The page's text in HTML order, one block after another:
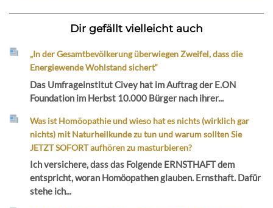
Dir gefällt vielleicht auch
„In der Gesamtbevölkerung überwiegen Zweifel, dass die
Energiewende Wohlstand sichert“
Das Umfrageinstitut Civey hat im Auftrag der E.ON
Foundation im Herbst 10.000 Bürger nach ihrer...
Was ist Homöopathie und wieso hat es nichts (wirklich gar
nichts) mit Naturheilkunde zu tun und warum sollten Sie
JETZT SOFORT aufhören zu masturbieren?
Ich versichere, dass das Folgende ERNSTHAFT dem
entspricht, woran Homöopathen glauben. Ernsthaft. Dafür
stehe ich...